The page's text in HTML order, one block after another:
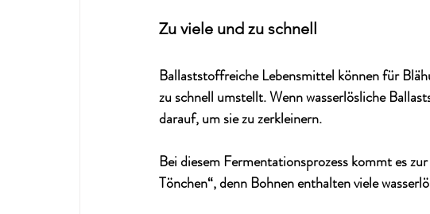
Zu viele und zu schnell
Ballaststoffreiche Lebensmittel können für
zu schnell umstellt. Wenn wasserlösliche
darauf, um sie zu zerkleinern.
Bei diesem Fermentationsprozess kommt es
Tönchen“, denn Bohnen enthalten viele